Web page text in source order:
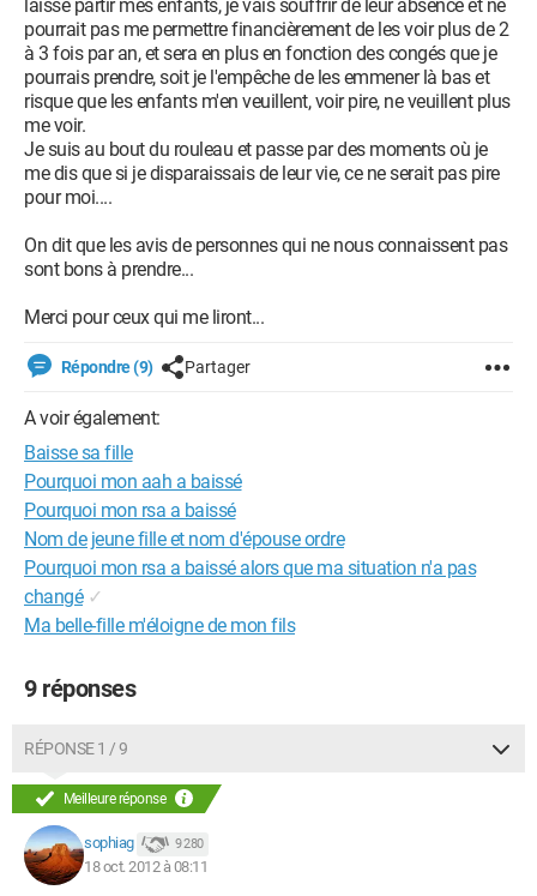
laisse partir mes enfants, je vais souffrir de leur absence et ne
pourrait pas me permettre financièrement de les voir plus de 2
à 3 fois par an, et sera en plus en fonction des congés que je
pourrais prendre, soit je l'empêche de les emmener là bas et
risque que les enfants m'en veuillent, voir pire, ne veuillent plus
me voir.
Je suis au bout du rouleau et passe par des moments où je
me dis que si je disparaissais de leur vie, ce ne serait pas pire
pour moi....
On dit que les avis de personnes qui ne nous connaissent pas
sont bons à prendre...
Merci pour ceux qui me liront...
Répondre (9) Partager
A voir également:
Baisse sa fille
Pourquoi mon aah a baissé
Pourquoi mon rsa a baissé
Nom de jeune fille et nom d'épouse ordre
Pourquoi mon rsa a baissé alors que ma situation n'a pas
changé ✓
Ma belle-fille m'éloigne de mon fils
9 réponses
RÉPONSE 1 / 9
Meilleure réponse
sophiag 9 280
18 oct. 2012 à 08:11